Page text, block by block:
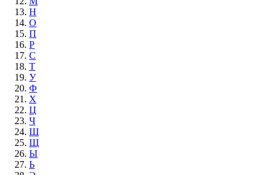
Н
О
П
Р
С
Т
У
Ф
Х
Ц
Ч
Ш
Щ
Ы
Ь